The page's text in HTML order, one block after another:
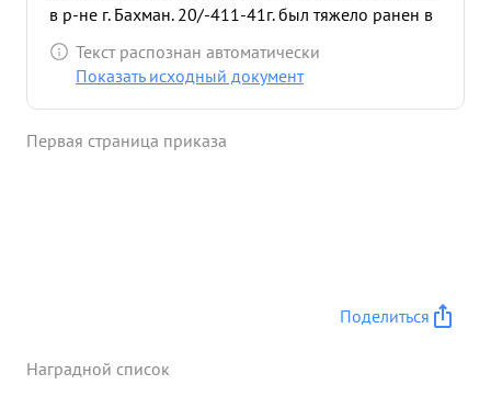
в р-не г. Бахман. 20/-411-41г. был тяжело ранен в
грудную клетку и позвон воночник, отправлен на
излечение в городскую Бахмачскую больницу ,на
находился по маи 1942г. после был уволен в
отечественной войны П-и группы аботает ре- ...»
Текст распознан автоматически
Показать исходный документ
Первая страница приказа
Поделиться
Наградной список